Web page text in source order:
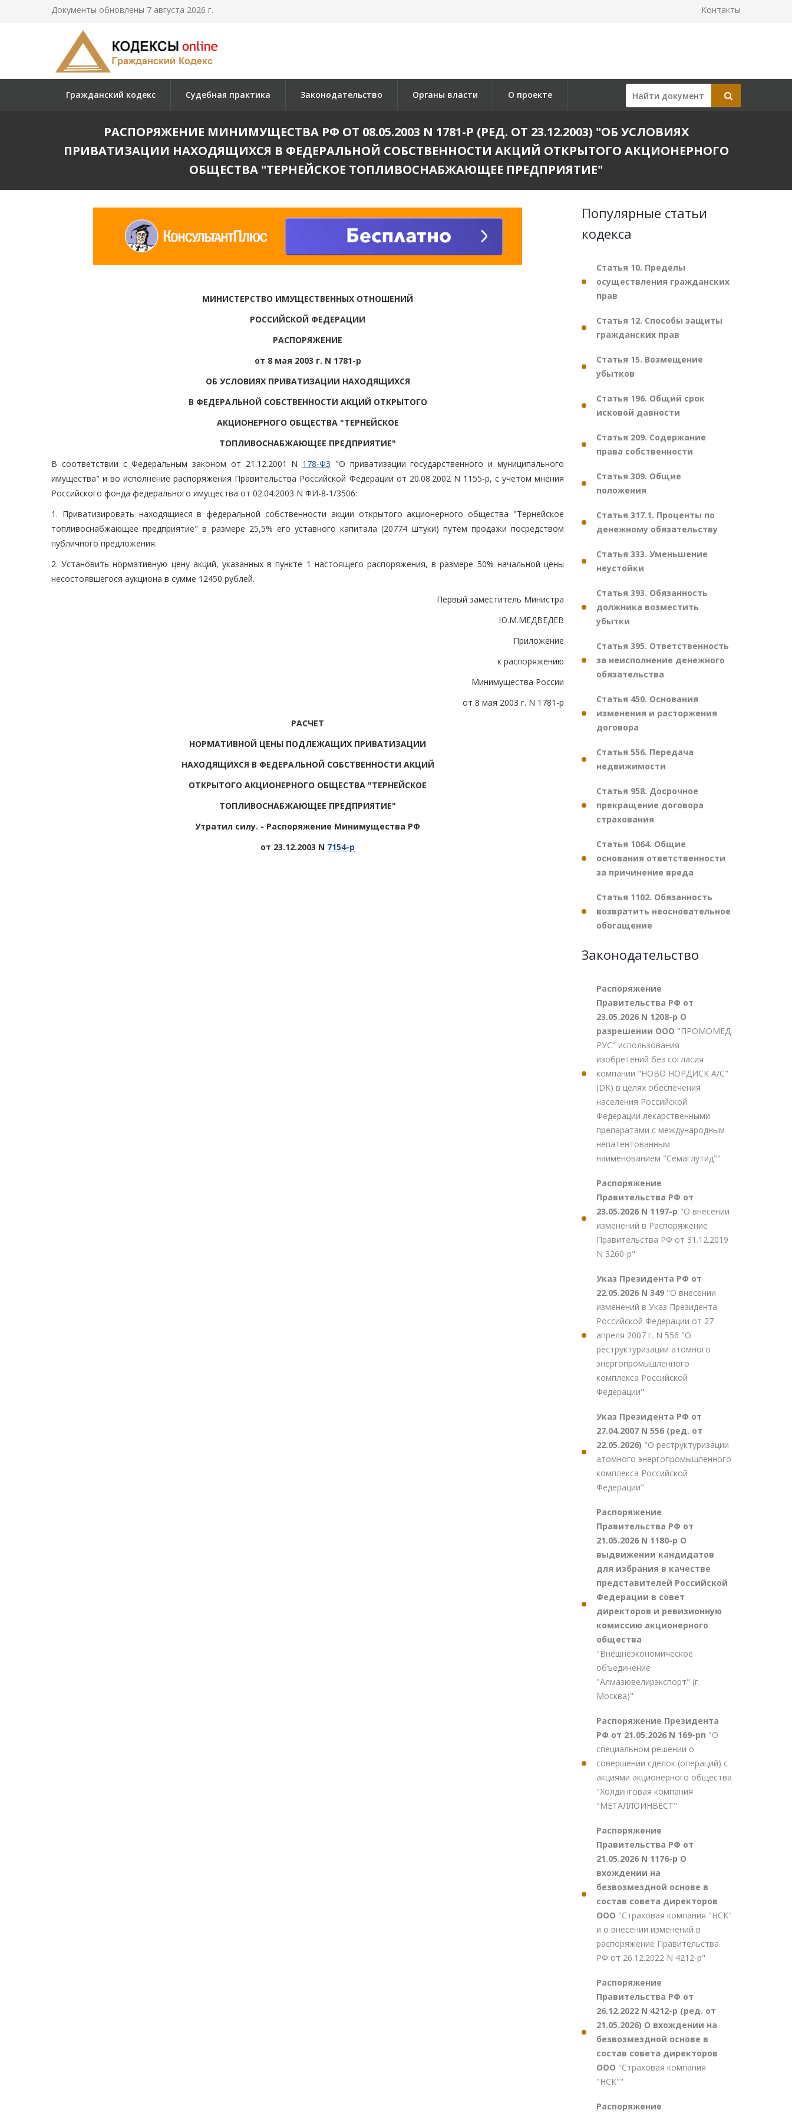
Документы обновлены 7 августа 2026 г. Контакты
Гражданский кодекс Судебная практика Законодательство Органы власти О проекте
РАСПОРЯЖЕНИЕ МИНИМУЩЕСТВА РФ ОТ 08.05.2003 N 1781-Р (РЕД. ОТ 23.12.2003) "ОБ УСЛОВИЯХ
ПРИВАТИЗАЦИИ НАХОДЯЩИХСЯ В ФЕДЕРАЛЬНОЙ СОБСТВЕННОСТИ АКЦИЙ ОТКРЫТОГО АКЦИОНЕРНОГО
ОБЩЕСТВА "ТЕРНЕЙСКОЕ ТОПЛИВОСНАБЖАЮЩЕЕ ПРЕДПРИЯТИЕ"
МИНИСТЕРСТВО ИМУЩЕСТВЕННЫХ ОТНОШЕНИЙ
РОССИЙСКОЙ ФЕДЕРАЦИИ
РАСПОРЯЖЕНИЕ
от 8 мая 2003 г. N 1781-р
ОБ УСЛОВИЯХ ПРИВАТИЗАЦИИ НАХОДЯЩИХСЯ
В ФЕДЕРАЛЬНОЙ СОБСТВЕННОСТИ АКЦИЙ ОТКРЫТОГО
АКЦИОНЕРНОГО ОБЩЕСТВА "ТЕРНЕЙСКОЕ
ТОПЛИВОСНАБЖАЮЩЕЕ ПРЕДПРИЯТИЕ"
В соответствии с Федеральным законом от 21.12.2001 N 178-ФЗ "О приватизации государственного и муниципального
имущества" и во исполнение распоряжения Правительства Российской Федерации от 20.08.2002 N 1155-р, с учетом мнения
Российского фонда федерального имущества от 02.04.2003 N ФИ-8-1/3506:
1. Приватизировать находящиеся в федеральной собственности акции открытого акционерного общества "Тернейское
топливоснабжающее предприятие" в размере 25,5% его уставного капитала (20774 штуки) путем продажи посредством
публичного предложения.
2. Установить нормативную цену акций, указанных в пункте 1 настоящего распоряжения, в размере 50% начальной цены
несостоявшегося аукциона в сумме 12450 рублей.
Первый заместитель Министра
Ю.М.МЕДВЕДЕВ
Приложение
к распоряжению
Минимущества России
от 8 мая 2003 г. N 1781-р
РАСЧЕТ
НОРМАТИВНОЙ ЦЕНЫ ПОДЛЕЖАЩИХ ПРИВАТИЗАЦИИ
НАХОДЯЩИХСЯ В ФЕДЕРАЛЬНОЙ СОБСТВЕННОСТИ АКЦИЙ
ОТКРЫТОГО АКЦИОНЕРНОГО ОБЩЕСТВА "ТЕРНЕЙСКОЕ
ТОПЛИВОСНАБЖАЮЩЕЕ ПРЕДПРИЯТИЕ"
Утратил силу. - Распоряжение Минимущества РФ
от 23.12.2003 N 7154-р
Популярные статьи
кодекса
Статья 10. Пределы
осуществления гражданских
прав
Статья 12. Способы защиты
гражданских прав
Статья 15. Возмещение
убытков
Статья 196. Общий срок
исковой давности
Статья 209. Содержание
права собственности
Статья 309. Общие
положения
Статья 317.1. Проценты по
денежному обязательству
Статья 333. Уменьшение
неустойки
Статья 393. Обязанность
должника возместить
убытки
Статья 395. Ответственность
за неисполнение денежного
обязательства
Статья 450. Основания
изменения и расторжения
договора
Статья 556. Передача
недвижимости
Статья 958. Досрочное
прекращение договора
страхования
Статья 1064. Общие
основания ответственности
за причинение вреда
Статья 1102. Обязанность
возвратить неосновательное
обогащение
Законодательство
Распоряжение
Правительства РФ от
23.05.2026 N 1208-р О
разрешении ООО "ПРОМОМЕД
РУС" использования
изобретений без согласия
компании "НОВО НОРДИСК А/С"
(DK) в целях обеспечения
населения Российской
Федерации лекарственными
препаратами с международным
непатентованным
наименованием "Семаглутид""
Распоряжение
Правительства РФ от
23.05.2026 N 1197-р "О внесении
изменений в Распоряжение
Правительства РФ от 31.12.2019
N 3260-р"
Указ Президента РФ от
22.05.2026 N 349 "О внесении
изменений в Указ Президента
Российской Федерации от 27
апреля 2007 г. N 556 "О
реструктуризации атомного
энергопромышленного
комплекса Российской
Федерации"
Указ Президента РФ от
27.04.2007 N 556 (ред. от
22.05.2026) "О реструктуризации
атомного энергопромышленного
комплекса Российской
Федерации"
Распоряжение
Правительства РФ от
21.05.2026 N 1180-р О
выдвижении кандидатов
для избрания в качестве
представителей Российской
Федерации в совет
директоров и ревизионную
комиссию акционерного
общества
"Внешнеэкономическое
объединение
"Алмазювелирэкспорт" (г.
Москва)"
Распоряжение Президента
РФ от 21.05.2026 N 169-рп "О
специальном решении о
совершении сделок (операций) с
акциями акционерного общества
"Холдинговая компания
"МЕТАЛЛОИНВЕСТ"
Распоряжение
Правительства РФ от
21.05.2026 N 1176-р О
вхождении на
безвозмездной основе в
состав совета директоров
ООО "Страховая компания "НСК"
и о внесении изменений в
распоряжение Правительства
РФ от 26.12.2022 N 4212-р"
Распоряжение
Правительства РФ от
26.12.2022 N 4212-р (ред. от
21.05.2026) О вхождении на
безвозмездной основе в
состав совета директоров
ООО "Страховая компания
"НСК""
Распоряжение